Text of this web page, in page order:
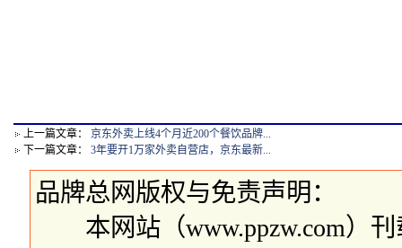
上一篇文章： 京东外卖上线4个月近200个餐饮品牌...
下一篇文章： 3年要开1万家外卖自营店，京东最新...
品牌总网版权与免责声明：
本网站（www.ppzw.com）刊